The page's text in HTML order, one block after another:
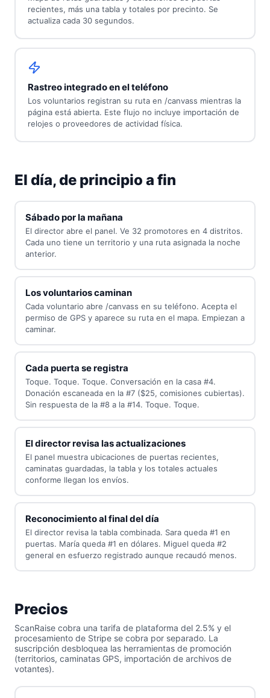
recientes, más una tabla y totales por precinto. Se
actualiza cada 30 segundos.
Rastreo integrado en el teléfono
Los voluntarios registran su ruta en /canvass mientras la
página está abierta. Este flujo no incluye importación de
relojes o proveedores de actividad física.
El día, de principio a fin
Sábado por la mañana
El director abre el panel. Ve 32 promotores en 4 distritos.
Cada uno tiene un territorio y una ruta asignada la noche
anterior.
Los voluntarios caminan
Cada voluntario abre /canvass en su teléfono. Acepta el
permiso de GPS y aparece su ruta en el mapa. Empiezan a
caminar.
Cada puerta se registra
Toque. Toque. Toque. Conversación en la casa #4.
Donación escaneada en la #7 ($25, comisiones cubiertas).
Sin respuesta de la #8 a la #14. Toque. Toque.
El director revisa las actualizaciones
El panel muestra ubicaciones de puertas recientes,
caminatas guardadas, la tabla y los totales actuales
conforme llegan los envíos.
Reconocimiento al final del día
El director revisa la tabla combinada. Sara queda #1 en
puertas. María queda #1 en dólares. Miguel queda #2
general en esfuerzo registrado aunque recaudó menos.
Precios
ScanRaise cobra una tarifa de plataforma del 2.5% y el
procesamiento de Stripe se cobra por separado. La
suscripción desbloquea las herramientas de promoción
(territorios, caminatas GPS, importación de archivos de
votantes).